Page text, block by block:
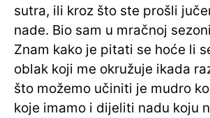
sutra, ili kroz što ste prošli
nade. Bio sam u mračnoj
Znam kako je pitati se hoće li
oblak koji me okružuje ikada
što možemo učiniti je mudro
koje imamo i dijeliti nadu koju